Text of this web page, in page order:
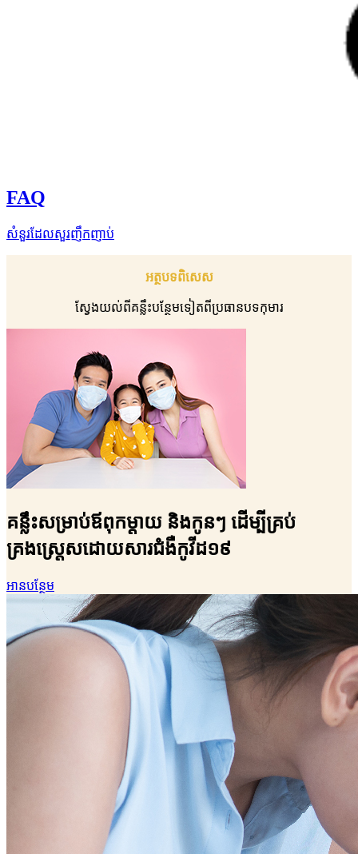
FAQ
សំនួរដែលសួរញឹកញាប់
អត្ថបទពិសេស
ស្វែងយល់ពីគន្លឹះបន្ថែមទៀតពីប្រធានបទកុមារ
គន្លឹះសម្រាប់ឪពុកម្តាយ និងកូនៗ ដើម្បីគ្រប់
គ្រងស្រ្តេសដោយសារជំងឺកូវីដ១៩
អានបន្ថែម